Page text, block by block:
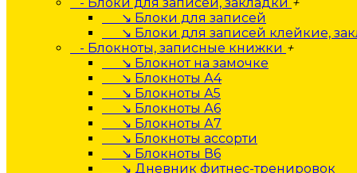
↘ Блоки для записей
↘ Блоки для записей клейкие,
- Блокноты, записные книжки +
↘ Блокнот на замочке
↘ Блокноты А4
↘ Блокноты А5
↘ Блокноты А6
↘ Блокноты А7
↘ Блокноты ассорти
↘ Блокноты В6
↘ Дневник фитнес-тренировок